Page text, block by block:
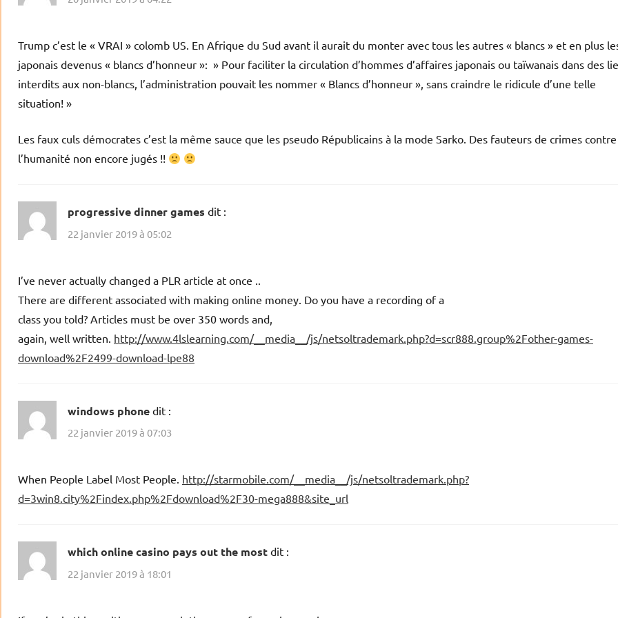
Trump c’est le « VRAI » colomb US. En Afrique du Sud avant il aurait du monter avec tous les autres « blancs » et en plus
japonais devenus « blancs d’honneur »: » Pour faciliter la circulation d’hommes d’affaires japonais ou taïwanais dans des
interdits aux non-blancs, l’administration pouvait les nommer « Blancs d’honneur », sans craindre le ridicule d’une telle
situation! »
Les faux culs démocrates c’est la même sauce que les pseudo Républicains à la mode Sarko. Des fauteurs de crimes contre
l’humanité non encore jugés !!
progressive dinner games dit :
22 janvier 2019 à 05:02
I’ve never actually changed a PLR article at once ..
There are different associated with making online money. Do you have a recording of a
class you told? Articles must be over 350 words and,
again, well written. http://www.4lslearning.com/__media__/js/netsoltrademark.php?d=scr888.group%2Fother-games-
download%2F2499-download-lpe88
windows phone dit :
22 janvier 2019 à 07:03
When People Label Most People. http://starmobile.com/__media__/js/netsoltrademark.php?
d=3win8.city%2Findex.php%2Fdownload%2F30-mega888&site_url
which online casino pays out the most dit :
22 janvier 2019 à 18:01